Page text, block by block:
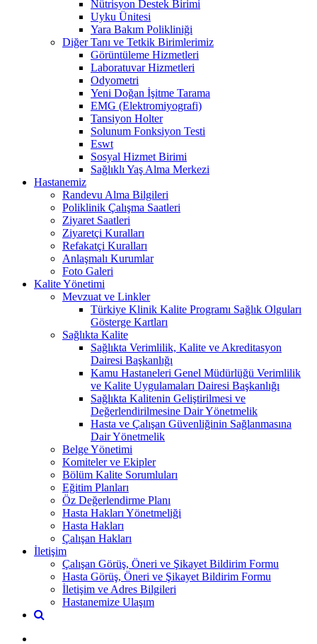
Nütrisyon Destek Birimi
Uyku Ünitesi
Yara Bakım Polikliniği
Diğer Tanı ve Tetkik Birimlerimiz
Görüntüleme Hizmetleri
Laboratuvar Hizmetleri
Odyometri
Yeni Doğan İşitme Tarama
EMG (Elektromiyografi)
Tansiyon Holter
Solunum Fonksiyon Testi
Eswt
Sosyal Hizmet Birimi
Sağlıklı Yaş Alma Merkezi
Hastanemiz
Randevu Alma Bilgileri
Poliklinik Çalışma Saatleri
Ziyaret Saatleri
Ziyaretçi Kuralları
Refakatçi Kuralları
Anlaşmalı Kurumlar
Foto Galeri
Kalite Yönetimi
Mevzuat ve Linkler
Türkiye Klinik Kalite Programı Sağlık Olguları
Gösterge Kartları
Sağlıkta Kalite
Sağlıkta Verimlilik, Kalite ve Akreditasyon
Dairesi Başkanlığı
Kamu Hastaneleri Genel Müdürlüğü Verimlilik
ve Kalite Uygulamaları Dairesi Başkanlığı
Sağlıkta Kalitenin Geliştirilmesi ve
Değerlendirilmesine Dair Yönetmelik
Hasta ve Çalışan Güvenliğinin Sağlanmasına
Dair Yönetmelik
Belge Yönetimi
Komiteler ve Ekipler
Bölüm Kalite Sorumluları
Eğitim Planları
Öz Değerlendirme Planı
Hasta Hakları Yönetmeliği
Hasta Hakları
Çalışan Hakları
İletişim
Çalışan Görüş, Öneri ve Şikayet Bildirim Formu
Hasta Görüş, Öneri ve Şikayet Bildirim Formu
İletişim ve Adres Bilgileri
Hastanemize Ulaşım